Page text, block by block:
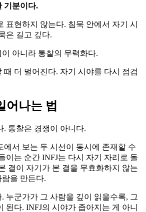
기분이다.
표현하지 않는다. 침묵 안에서 자기 시
은 길고 깊다.
아니라 통찰의 무력화다.
때 더 멀어진다. 자기 시야를 다시 점검
어나는 법
. 통찰은 경쟁이 아니다.
에서 보는 두 시선이 동시에 존재할 수
이는 순간 INFJ는 다시 자기 자리로 돌
결이 자기가 본 결을 무효화하지 않는
을 만든다.
누군가가 그 사람을 깊이 읽을수록, 그
된다. INFJ의 시야가 좁아지는 게 아니